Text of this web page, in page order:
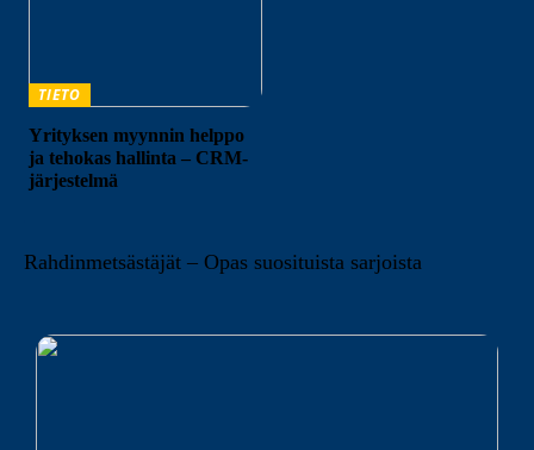
TIETO
Yrityksen myynnin helppo
ja tehokas hallinta – CRM-
järjestelmä
Rahdinmetsästäjät – Opas suosituista sarjoista